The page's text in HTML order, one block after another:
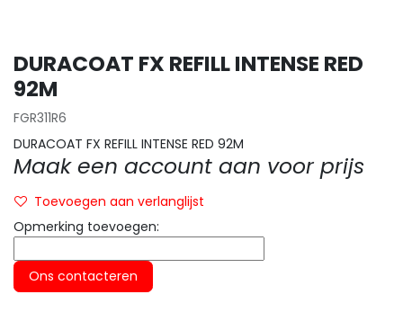
DURACOAT FX REFILL INTENSE RED
92M
FGR311R6
DURACOAT FX REFILL INTENSE RED 92M
Maak een account aan voor prijs
Toevoegen aan verlanglijst
Opmerking toevoegen:
Ons contacteren